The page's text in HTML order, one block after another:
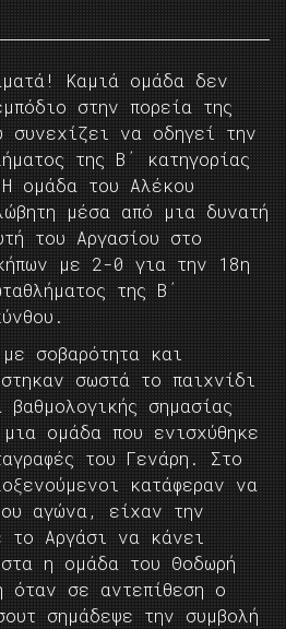
Καμιά ομάδα δεν
στην πορεία της
συνεχίζει να οδηγεί την
της Β΄ κατηγορίας
ομάδα του Αλέκου
μέσα από μια δυνατή
του Αργασίου στο
με 2-0 για την 18η
της Β΄
σοβαρότητα και
σωστά το παιχνίδι
σημασίας
ομάδα που ενισχύθηκε
του Γενάρη. Στο
κατάφεραν να
αγώνα, είχαν την
το Αργάσι να κάνει
η ομάδα του Θοδωρή
όταν σε αντεπίθεση ο
σημάδεψε την συμβολή